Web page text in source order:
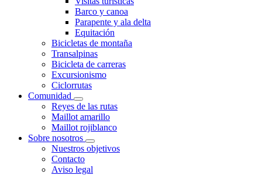
Barco y canoa
Parapente y ala delta
Equitación
Bicicletas de montaña
Transalpinas
Bicicleta de carreras
Excursionismo
Ciclorrutas
Comunidad
Reyes de las rutas
Maillot amarillo
Maillot rojiblanco
Sobre nosotros
Nuestros objetivos
Contacto
Aviso legal